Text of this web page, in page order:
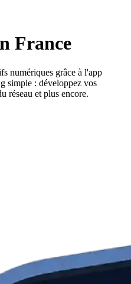
France
numériques grâce à l'app
simple : développez vos
réseau et plus encore.